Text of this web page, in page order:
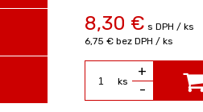
8,30 € s DPH / ks
6,75 € bez DPH / ks
ks
+
-